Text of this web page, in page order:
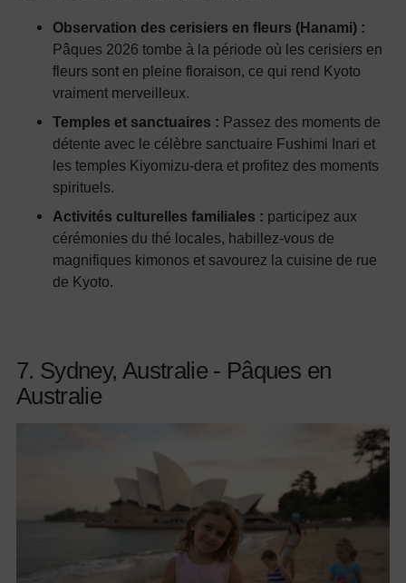
Observation des cerisiers en fleurs (Hanami) :
Pâques 2026 tombe à la période où les cerisiers en
fleurs sont en pleine floraison, ce qui rend Kyoto
vraiment merveilleux.
Temples et sanctuaires : Passez des moments de
détente avec le célèbre sanctuaire Fushimi Inari et
les temples Kiyomizu-dera et profitez des moments
spirituels.
Activités culturelles familiales : participez aux
cérémonies du thé locales, habillez-vous de
magnifiques kimonos et savourez la cuisine de rue
de Kyoto.
7. Sydney, Australie - Pâques en
Australie